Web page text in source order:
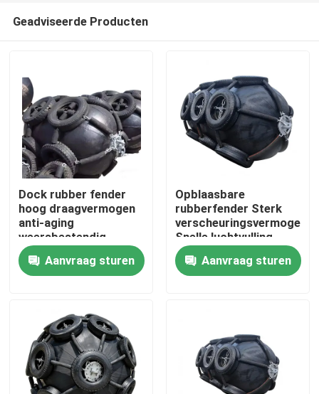
Thuis
Producten
Video's
Over ons
Geadviseerde Producten
Dock rubber fender
hoog draagvermogen
anti-aging
weersbestendig
Aanvraag sturen
Opblaasbare
rubberfender Sterk
verscheuringsvermogen
Snelle luchtvulling
Lange levensduur
Aanvraag sturen